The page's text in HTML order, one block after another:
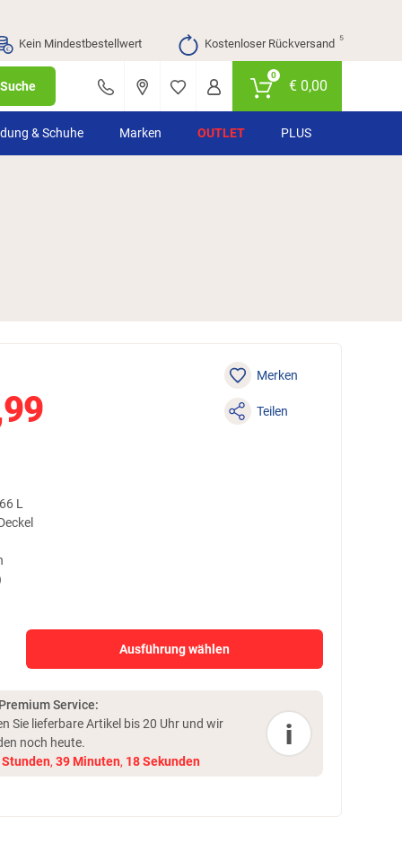
Kein Mindestbestellwert Kostenloser Rückversand ⁵
Suche
0
€0,00
& Schuhe Marken OUTLET PLUS
Merken
Teilen
L
Ausführung wählen
Service:
Sie lieferbare Artikel bis 20 Uhr und wir
noch heute.
Stunden, 39 Minuten, 17Sekunden
i